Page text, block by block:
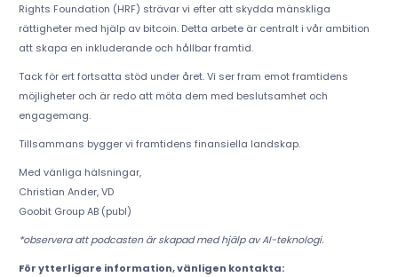
Rights Foundation (HRF) strävar vi efter att skydda mänskliga
rättigheter med hjälp av bitcoin. Detta arbete är centralt i vår ambition
att skapa en inkluderande och hållbar framtid.
Tack för ert fortsatta stöd under året. Vi ser fram emot framtidens
möjligheter och är redo att möta dem med beslutsamhet och
engagemang.
Tillsammans bygger vi framtidens finansiella landskap.
Med vänliga hälsningar,
Christian Ander, VD
Goobit Group AB (publ)
*observera att podcasten är skapad med hjälp av AI-teknologi.
För ytterligare information, vänligen kontakta: